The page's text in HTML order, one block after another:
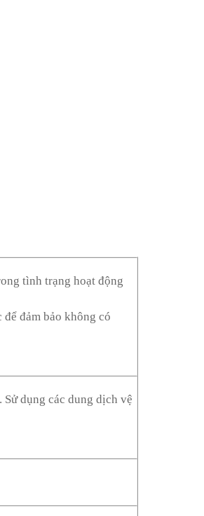
tình trạng hoạt động
đảm bảo không có
dụng các dung dịch vệ